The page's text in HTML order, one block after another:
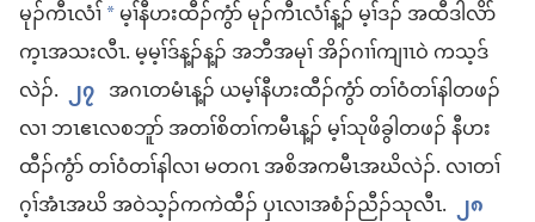
မုၣ်ကီၤလံၢ် * မ့ၢ်​နီ​ဟးထီၣ်​ကွံာ် မုၣ်ကီၤလံၢ်​န့ၣ်​ မ့ၢ်ဒၣ်​ အ​ထီဒါ​လိာ်​
က့ၤ​အသး​လီၤ. မ့မ့ၢ်​ဒ်​န့ၣ်​န့ၣ်​ အဘီ​အမုၢ် အိၣ်ဂၢၢ်​ကျၢၤဝဲ က​သ့​ဒ်
လဲၣ်. ၂၇ အဂၤ​တမံၤ​န့ၣ်​ ယ​မ့ၢ်​နီ​ဟးထီၣ်​ကွံာ် တၢ်ဝံ​တၢ်နါ​တဖၣ်​
လၢ ဘၤဧၤလစဘူာ် အ​တၢ်စိ​တၢ်​က​မီၤ​န့ၣ်​ မ့ၢ်​သု​ဖိ​ခွါ​တ​ဖၣ်​ နီ​ဟး​
ထီၣ်​ကွံာ် တၢ်​ဝံ​တၢ်​နါ​လၢ မ​တ​ဂၤ အ​စိ​အ​က​မီၤ​အ​ဃိ​လဲၣ်. လၢ​တၢ်​
ဂ့ၢ်​အံၤ​အ​ဃိ အ​ဝဲ​သ့ၣ်​က​ကဲ​ထီၣ်​ ပှၤ​လၢ​အ​စံၣ်​ညီၣ်​သု​လီၤ. ၂၈